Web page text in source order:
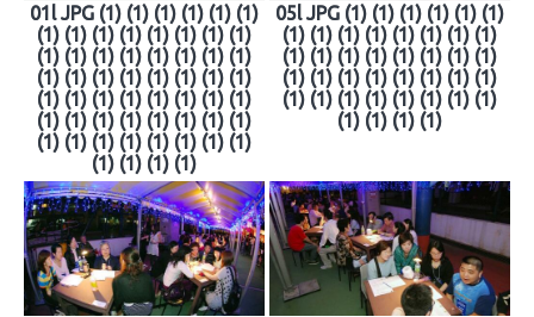
01l JPG (1) (1) (1) (1) (1) (1)
(1) (1) (1) (1) (1) (1) (1) (1)
(1) (1) (1) (1) (1) (1) (1) (1)
(1) (1) (1) (1) (1) (1) (1) (1)
(1) (1) (1) (1) (1) (1) (1) (1)
(1) (1) (1) (1) (1) (1) (1) (1)
(1) (1) (1) (1) (1) (1) (1) (1)
(1) (1) (1) (1)
05l JPG (1) (1) (1) (1) (1) (1)
(1) (1) (1) (1) (1) (1) (1) (1)
(1) (1) (1) (1) (1) (1) (1) (1)
(1) (1) (1) (1) (1) (1) (1) (1)
(1) (1) (1) (1) (1) (1) (1) (1)
(1) (1) (1) (1)